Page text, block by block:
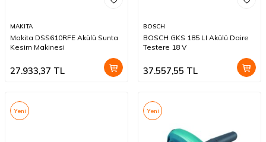
MAKITA
Makita DSS610RFE Akülü Sunta
Kesim Makinesi
27.933,37 TL
BOSCH
BOSCH GKS 185 LI Akülü Daire
Testere 18 V
37.557,55 TL
Yeni Yeni